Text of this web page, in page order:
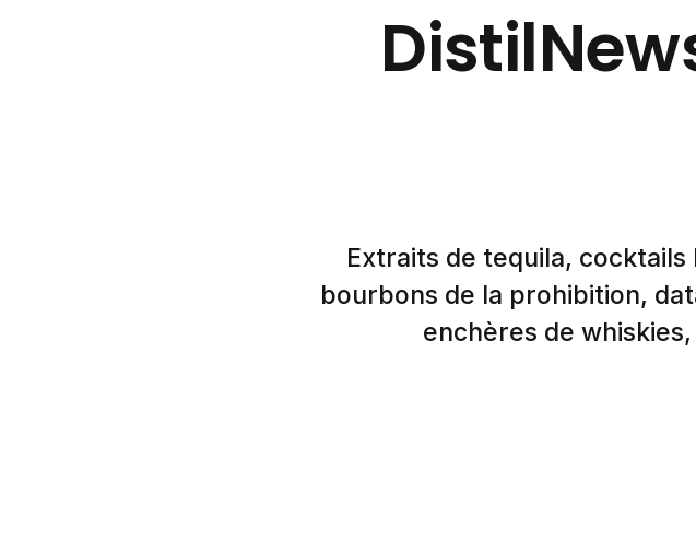
Extraits de tequila,
bourbons de la prohibition,
enchères de